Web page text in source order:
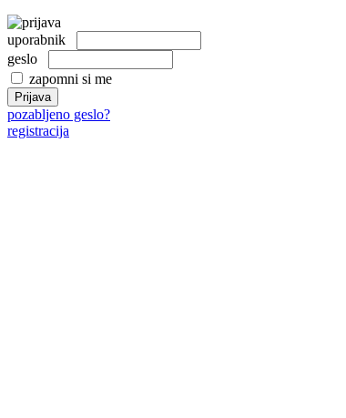
uporabnik
geslo
zapomni si me
pozabljeno geslo?
registracija